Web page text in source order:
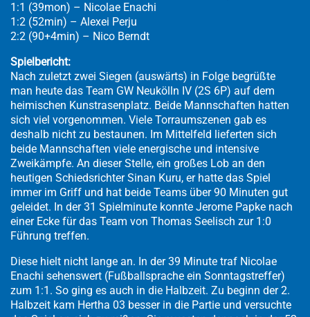
1:1 (39mon) – Nicolae Enachi
1:2 (52min) – Alexei Perju
2:2 (90+4min) – Nico Berndt
Spielbericht:
Nach zuletzt zwei Siegen (auswärts) in Folge begrüßte
man heute das Team GW Neukölln IV (2S 6P) auf dem
heimischen Kunstrasenplatz. Beide Mannschaften hatten
sich viel vorgenommen. Viele Torraumszenen gab es
deshalb nicht zu bestaunen. Im Mittelfeld lieferten sich
beide Mannschaften viele energische und intensive
Zweikämpfe. An dieser Stelle, ein großes Lob an den
heutigen Schiedsrichter Sinan Kuru, er hatte das Spiel
immer im Griff und hat beide Teams über 90 Minuten gut
geleidet. In der 31 Spielminute konnte Jerome Papke nach
einer Ecke für das Team von Thomas Seelisch zur 1:0
Führung treffen.
Diese hielt nicht lange an. In der 39 Minute traf Nicolae
Enachi sehenswert (Fußballsprache ein Sonntagstreffer)
zum 1:1. So ging es auch in die Halbzeit. Zu beginn der 2.
Halbzeit kam Hertha 03 besser in die Partie und versuchte